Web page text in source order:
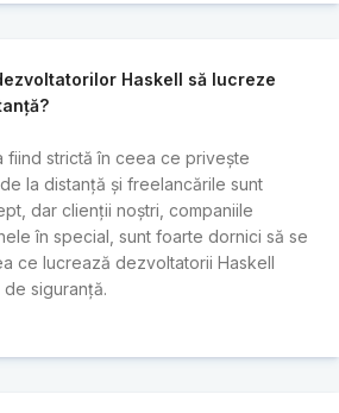
Haskell să lucreze
fiind strictă în ceea ce privește
la distanță și freelancările sunt
dar clienții noștri, companiile
în special, sunt foarte dornici să se
ce lucrează dezvoltatorii Haskell
siguranță.